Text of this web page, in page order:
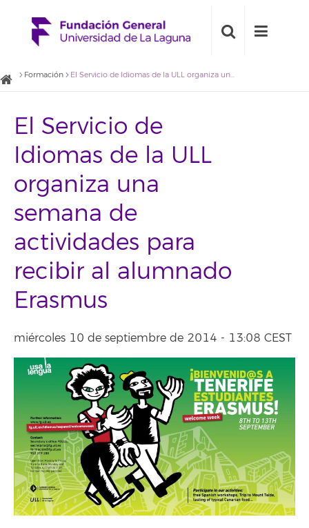
Formación El Servicio de Idiomas de la ULL organiza una semana de actividades para recibir al alumnado Erasmus
El Servicio de
Idiomas de la ULL
organiza una
semana de
actividades para
recibir al alumnado
Erasmus
miércoles 10 de septiembre de 2014 - 13:08 CEST